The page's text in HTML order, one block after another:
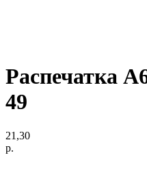
Распечатка
49
21,30
р.